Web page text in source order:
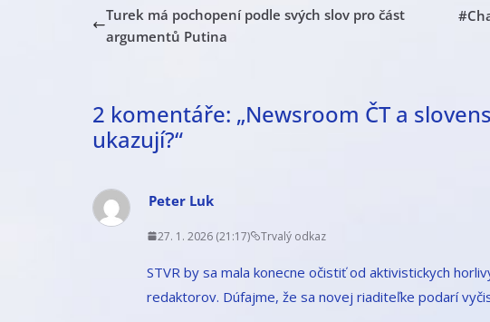
Turek má pochopení podle svých slov pro část
argumentů Putina
2 komentáře: „Newsroom ČT a
ukazují?“
Peter Luk
27. 1. 2026 (21:17) Trvalý odkaz
STVR by sa mala konecne očistiť od aktivistickych
redaktorov. Dúfajme, že sa novej riaditeľke podarí